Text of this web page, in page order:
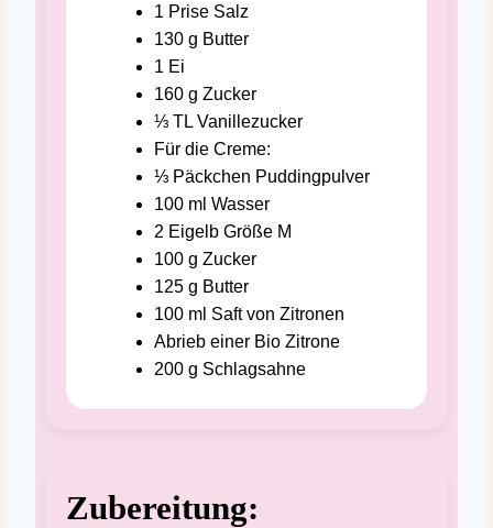
1 Prise Salz
130 g Butter
1 Ei
160 g Zucker
⅓ TL Vanillezucker
Für die Creme:
⅓ Päckchen Puddingpulver
100 ml Wasser
2 Eigelb Größe M
100 g Zucker
125 g Butter
100 ml Saft von Zitronen
Abrieb einer Bio Zitrone
200 g Schlagsahne
Zubereitung: